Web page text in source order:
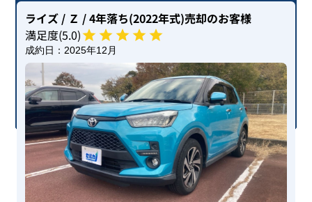
ライズ / Ｚ / 4年落ち(2022年式)売却のお客様
満足度(5.0)
成約日： 2025年12月